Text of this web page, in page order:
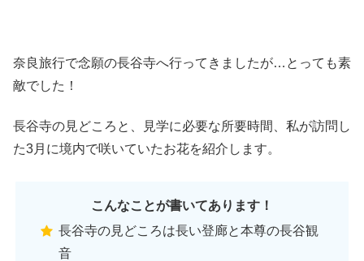
奈良旅行で念願の長谷寺へ行ってきましたが…とっても素
敵でした！
長谷寺の見どころと、見学に必要な所要時間、私が訪問し
た3月に境内で咲いていたお花を紹介します。
こんなことが書いてあります！
長谷寺の見どころは長い登廊と本尊の長谷観
音